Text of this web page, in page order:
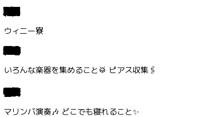
所属
ウィニー寮
趣味
いろんな楽器を集めること🥁 ピアス収集🖇️
特技
マリンバ演奏🎶 どこでも寝れること✨